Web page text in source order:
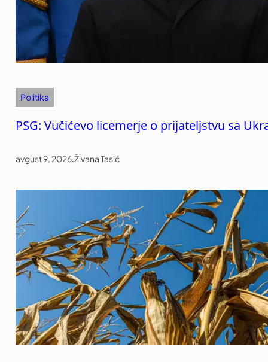
Politika
PSG: Vučićevo licemerje o prijateljstvu sa
avgust 9, 2026.Živana Tasić